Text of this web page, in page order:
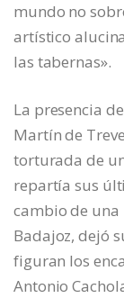
mundo no
artístico
las tabernas».
La presencia
Martín de
torturada de
repartía sus
cambio de
Badajoz, dejó
figuran los
Antonio